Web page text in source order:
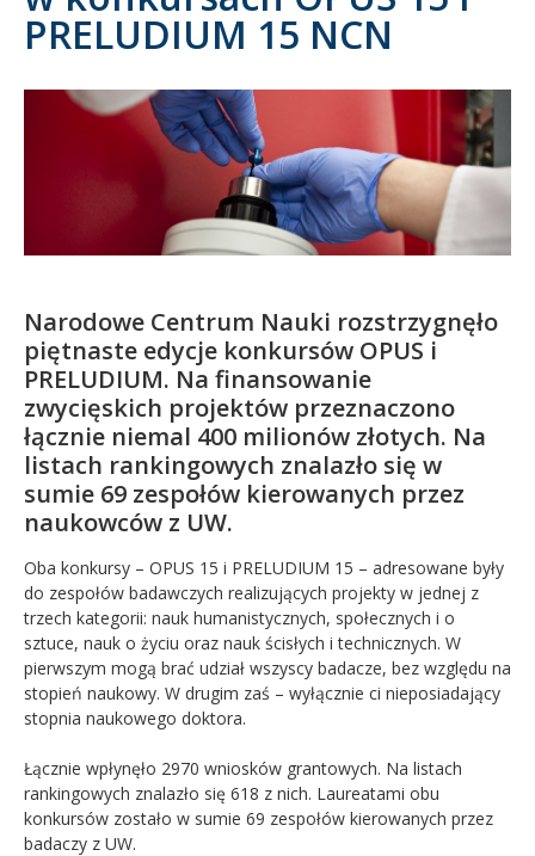
Kandydat
Absolwent
PRELUDIUM 15 NCN
Narodowe Centrum Nauki rozstrzygnęło
piętnaste edycje konkursów OPUS i
PRELUDIUM. Na finansowanie
zwycięskich projektów przeznaczono
łącznie niemal 400 milionów złotych. Na
listach rankingowych znalazło się w
sumie 69 zespołów kierowanych przez
naukowców z UW.
Oba konkursy – OPUS 15 i PRELUDIUM 15 – adresowane były
do zespołów badawczych realizujących projekty w jednej z
trzech kategorii: nauk humanistycznych, społecznych i o
sztuce, nauk o życiu oraz nauk ścisłych i technicznych. W
pierwszym mogą brać udział wszyscy badacze, bez względu na
stopień naukowy. W drugim zaś – wyłącznie ci nieposiadający
stopnia naukowego doktora.
Łącznie wpłynęło 2970 wniosków grantowych. Na listach
rankingowych znalazło się 618 z nich. Laureatami obu
konkursów zostało w sumie 69 zespołów kierowanych przez
badaczy z UW.